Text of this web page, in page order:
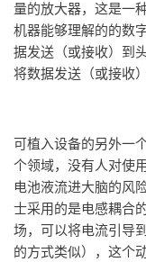
量的放大器，这是一
机器能够理解的的数
据发送（或接收）到
将数据发送（或接收
可植入设备的另外一
个领域，没有人对使
电池液流进大脑的风
士采用的是电感耦合
场，可以将电流引导
的方式类似），这个